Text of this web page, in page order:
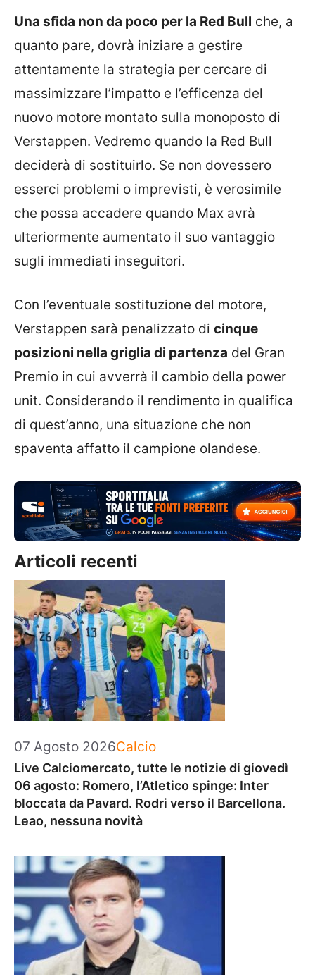
Una sfida non da poco per la Red Bull che, a
quanto pare, dovrà iniziare a gestire
attentamente la strategia per cercare di
massimizzare l’impatto e l’efficenza del
nuovo motore montato sulla monoposto di
Verstappen. Vedremo quando la Red Bull
deciderà di sostituirlo. Se non dovessero
esserci problemi o imprevisti, è verosimile
che possa accadere quando Max avrà
ulteriormente aumentato il suo vantaggio
sugli immediati inseguitori.
Con l’eventuale sostituzione del motore,
Verstappen sarà penalizzato di cinque
posizioni nella griglia di partenza del Gran
Premio in cui avverrà il cambio della power
unit. Considerando il rendimento in qualifica
di quest’anno, una situazione che non
spaventa affatto il campione olandese.
Articoli recenti
07 Agosto 2026Categorie
Calcio
Live Calciomercato, tutte le notizie di giovedì
06 agosto: Romero, l’Atletico spinge: Inter
bloccata da Pavard. Rodri verso il Barcellona.
Leao, nessuna novità